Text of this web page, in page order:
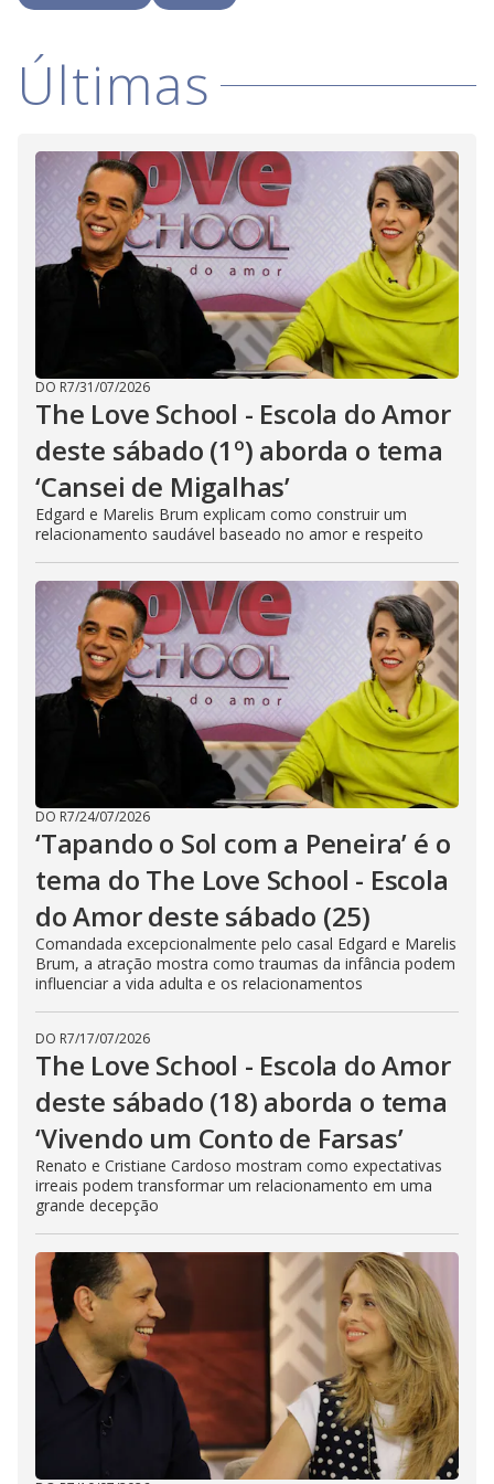
e
o
Últimas
DO R7/31/07/2026
The Love School - Escola do Amor
deste sábado (1º) aborda o tema
‘Cansei de Migalhas’
Edgard e Marelis Brum explicam como construir um
relacionamento saudável baseado no amor e respeito
DO R7/24/07/2026
‘Tapando o Sol com a Peneira’ é o
tema do The Love School - Escola
do Amor deste sábado (25)
Comandada excepcionalmente pelo casal Edgard e Marelis
Brum, a atração mostra como traumas da infância podem
influenciar a vida adulta e os relacionamentos
DO R7/17/07/2026
The Love School - Escola do Amor
deste sábado (18) aborda o tema
‘Vivendo um Conto de Farsas’
Renato e Cristiane Cardoso mostram como expectativas
irreais podem transformar um relacionamento em uma
grande decepção